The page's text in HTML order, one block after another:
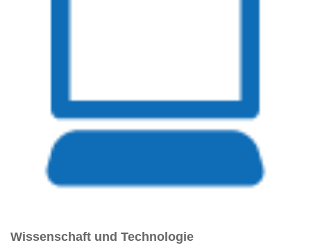
Wissenschaft und Technologie